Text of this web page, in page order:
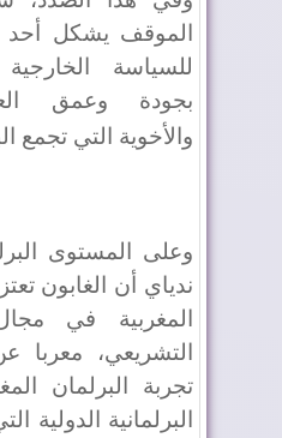
الموقف يشكل أحد
للسياسة
بجودة وعمق
والأخوية التي تجمع
وعلى المستوى
ندياي أن الغابون
المغربية في
التشريعي، معربا
تجربة البرلمان